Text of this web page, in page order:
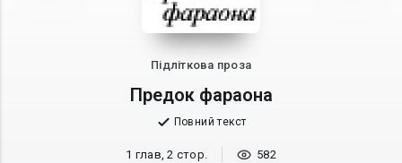
Підліткова проза
Предок фараона
Повний текст
1 глав, 2 стор. 582